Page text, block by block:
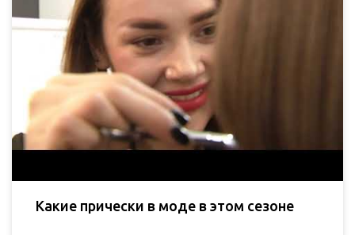
Какие прически в моде в этом сезоне